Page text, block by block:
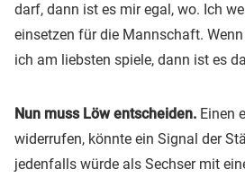
darf, dann ist es mir egal, wo. Ich
einsetzen für die Mannschaft.
ich am liebsten spiele, dann ist es
Nun muss Löw entscheiden. Einen
widerrufen, könnte ein Signal der
jedenfalls würde als Sechser mit